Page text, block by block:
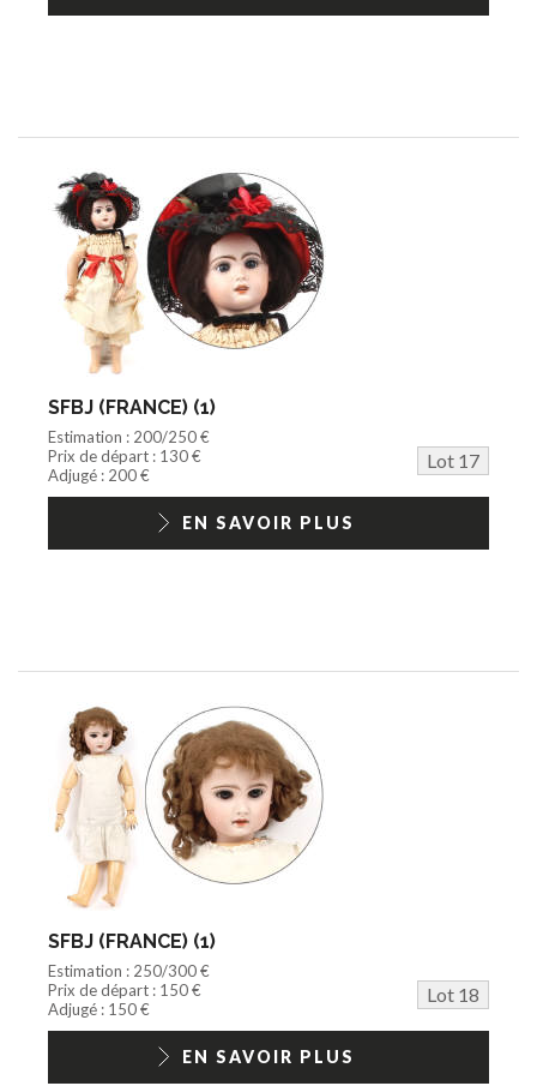
SFBJ (FRANCE) (1)
Estimation : 200/250 €
Prix de départ : 130 €
Lot 17
Adjugé : 200 €
EN SAVOIR PLUS
SFBJ (FRANCE) (1)
Estimation : 250/300 €
Prix de départ : 150 €
Lot 18
Adjugé : 150 €
EN SAVOIR PLUS